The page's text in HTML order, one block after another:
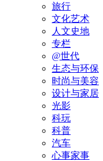
旅行
文化艺术
人文史地
专栏
@世代
生态与环保
时尚与美容
设计与家居
光影
科玩
科普
汽车
心事家事